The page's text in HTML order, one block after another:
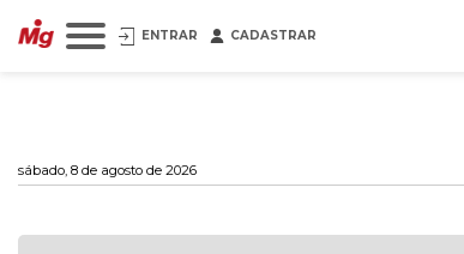
ENTRAR CADASTRAR
sábado, 8 de agosto de 2026